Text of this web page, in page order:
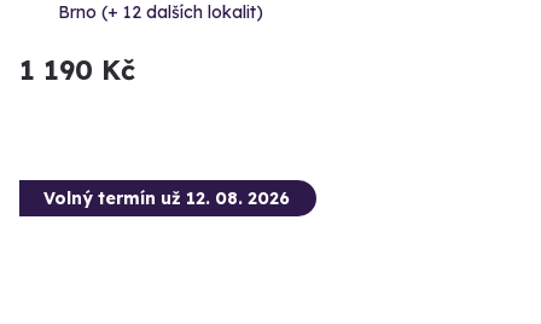
Brno (+ 12 dalších lokalit)
1 190 Kč
Volný termín už 12. 08. 2026